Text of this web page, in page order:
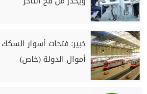
خبير: فتحات أسوار
أموال الدولة (خاص)